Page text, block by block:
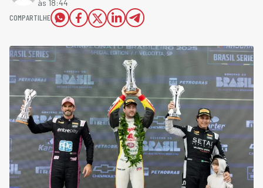
às 18:44
COMPARTILHE